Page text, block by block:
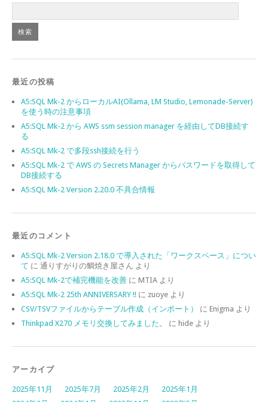
最近の投稿
A5:SQL Mk-2 からローカルAI(Ollama, LM Studio, Lemonade-Server)
を使う時の注意事項
A5:SQL Mk-2 から AWS ssm session manager を経由してDB接続す
る
A5:SQL Mk-2 で多段ssh接続を行う
A5:SQL Mk-2 で AWS の Secrets Manager からパスワードを取得して
DB接続する
A5:SQL Mk-2 Version 2.20.0 不具合情報
最近のコメント
A5:SQL Mk-2 Version 2.18.0 で導入された「ワークスペース」につい
て に 通りすがりの鯛焼き屋さん より
A5:SQL Mk-2で補完機能を改善 に MTIA より
A5:SQL Mk-2 25th ANNIVERSARY !! に zuoye より
CSV/TSVファイルからテーブル作成（インポート）
に Enigma より
Thinkpad X270 メモリ交換してみました。
に hide より
アーカイブ
2025年11月 2025年7月 2025年2月
2025年1月